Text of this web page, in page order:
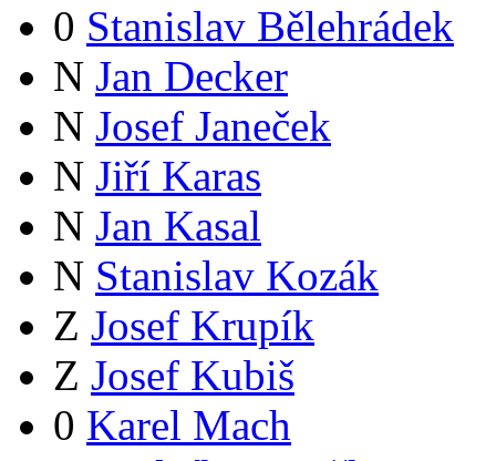
0 Stanislav Bělehrádek
N Jan Decker
N Josef Janeček
N Jiří Karas
N Jan Kasal
N Stanislav Kozák
Z Josef Krupík
Z Josef Kubiš
0 Karel Mach